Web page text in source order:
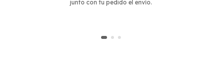
junto con tu pedido el envío.